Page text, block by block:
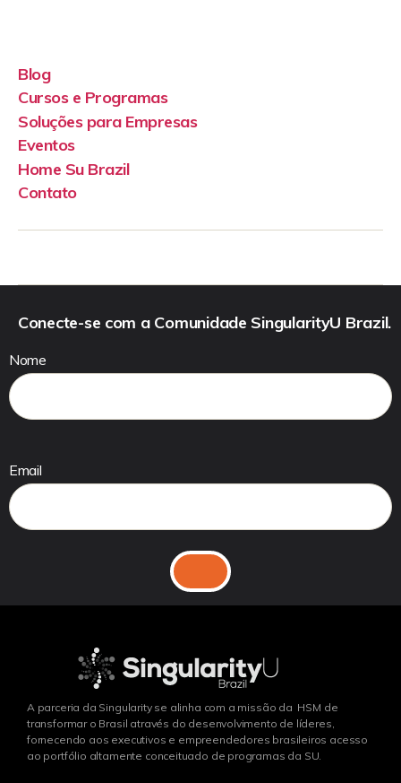
Blog
Cursos e Programas
Soluções para Empresas
Eventos
Home Su Brazil
Contato
Conecte-se com a Comunidade SingularityU Brazil.
Nome
Email
A parceria da Singularity se alinha com a missão da HSM de
transformar o Brasil através do desenvolvimento de líderes,
fornecendo aos executivos e empreendedores brasileiros acesso
ao portfólio altamente conceituado de programas da SU.